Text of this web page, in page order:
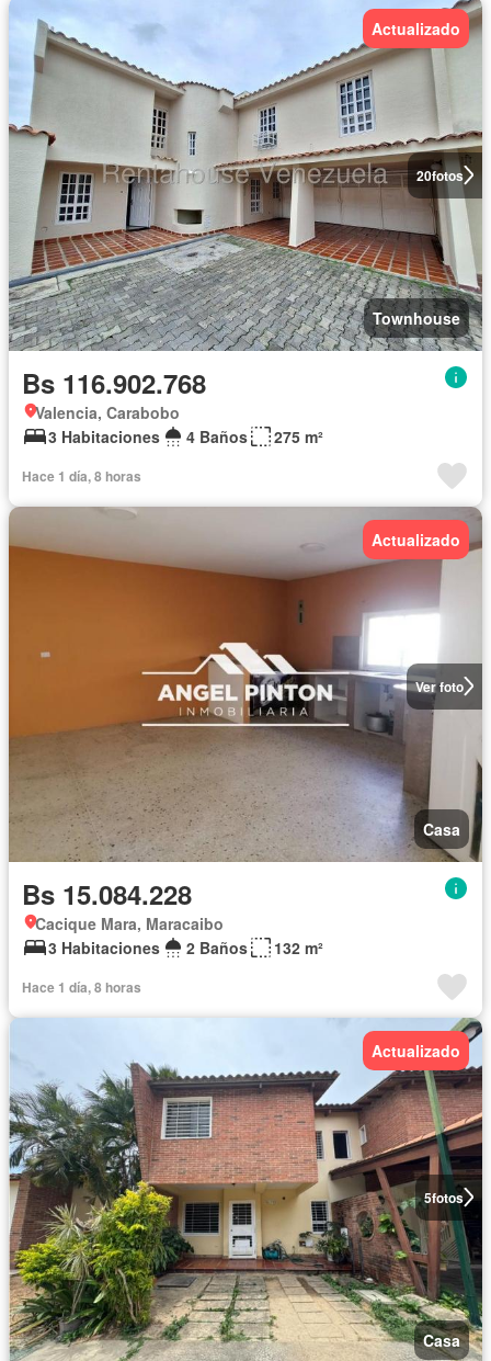
20fotos
Actualizado
Townhouse
Bs 116.902.768
Valencia, Carabobo
3 Habitaciones
4 Baños 275 m²
Hace 1 día, 8 horas
Ver foto
Actualizado
Casa
Bs 15.084.228
Cacique Mara, Maracaibo
3 Habitaciones
2 Baños 132 m²
Hace 1 día, 8 horas
5fotos
Actualizado
Casa